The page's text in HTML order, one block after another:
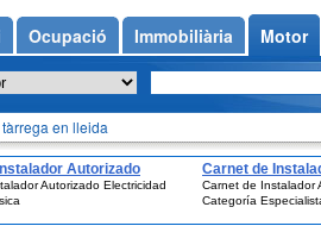
en lleida
Autorizado
Categoría Básica
Autorizado Electricidad
Carnet de
Electricidad
Carnet de Instalador
Categoría
Ocupació Immobiliària Motor